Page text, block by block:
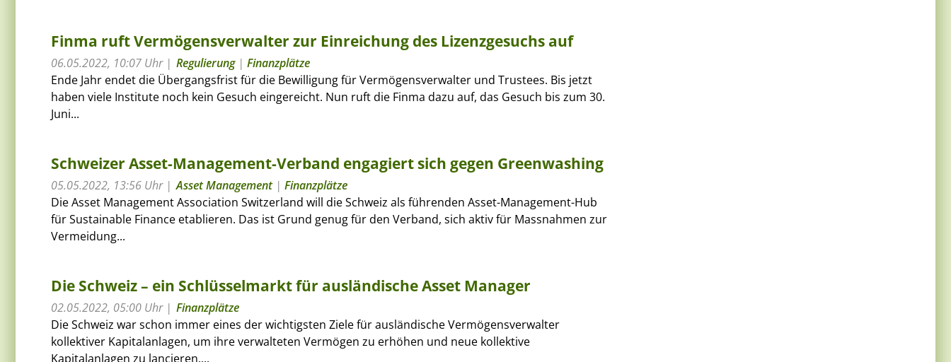
Finma ruft Vermögensverwalter zur Einreichung des Lizenzgesuchs auf
06.05.2022, 10:07 Uhr Regulierung| Finanzplätze
Ende Jahr endet die Übergangsfrist für die Bewilligung für Vermögensverwalter und Trustees. Bis jetzt
haben viele Institute noch kein Gesuch eingereicht. Nun ruft die Finma dazu auf, das Gesuch bis zum 30.
Juni...
Schweizer Asset-Management-Verband engagiert sich gegen Greenwashing
05.05.2022, 13:56 Uhr Asset Management| Finanzplätze
Die Asset Management Association Switzerland will die Schweiz als führenden Asset-Management-Hub
für Sustainable Finance etablieren. Das ist Grund genug für den Verband, sich aktiv für Massnahmen zur
Vermeidung...
Die Schweiz – ein Schlüsselmarkt für ausländische Asset Manager
02.05.2022, 05:00 Uhr
Finanzplätze
Die Schweiz war schon immer eines der wichtigsten Ziele für ausländische Vermögensverwalter
kollektiver Kapitalanlagen, um ihre verwalteten Vermögen zu erhöhen und neue kollektive
Kapitalanlagen zu lancieren....